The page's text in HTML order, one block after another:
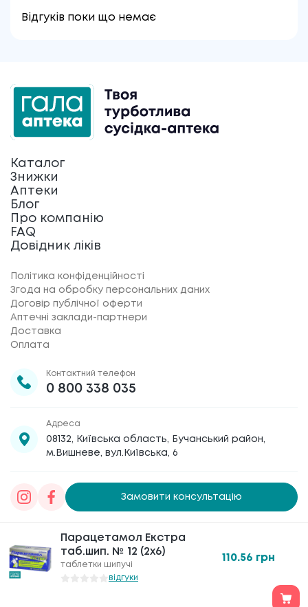
Відгуків поки що немає
Парацетамол Екстра
таб.шип. № 12 (2х6)
таблетки шипучі
відгуки
110.56 грн
Парацетамол Екстра
таб.шип. № 12 (2х6)
таблетки шипучі
відгуки
110.56 грн
Каталог
Знижки
Аптеки
Блог
Про компанію
FAQ
Довідник ліків
Політика конфіденційності
Згода на обробку персональних даних
Договір публічної оферти
Аптечні заклади-партнери
Доставка
Оплата
Контактний телефон
0 800 338 035
Адреса
08132, Київська область, Бучанський район,
м.Вишневе, вул.Київська, 6
Замовити консультацію
Товариство з обмеженою відповідальністю
«Галафарм», код ЄДРПОУ 30886474 © 2020-2026